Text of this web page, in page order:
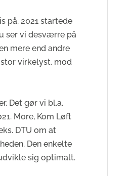
på. 2021 startede
ser vi desværre på
mere end andre
virkelyst, mod
Det gør vi bl.a.
More, Kom Løft
DTU om at
Den enkelte
sig optimalt.